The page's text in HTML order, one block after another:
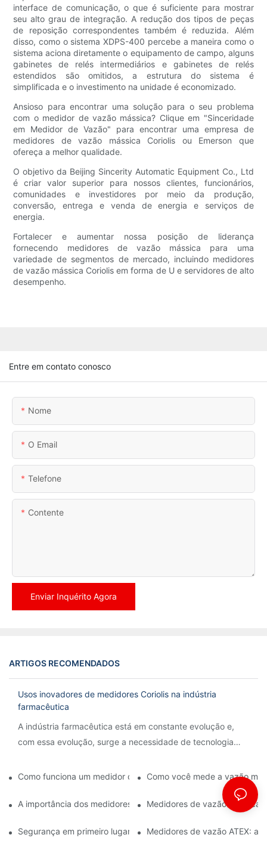
interface de comunicação, o que é suficiente para mostrar
seu alto grau de integração. A redução dos tipos de peças
de reposição correspondentes também é reduzida. Além
disso, como o sistema XDPS-400 percebe a maneira como o
sistema aciona diretamente o equipamento de campo, alguns
gabinetes de relés intermediários e gabinetes de relés
estendidos são omitidos, a estrutura do sistema é
simplificada e o investimento na unidade é economizado.
Ansioso para encontrar uma solução para o seu problema
com o medidor de vazão mássica? Clique em "Sinceridade
em Medidor de Vazão" para encontrar uma empresa de
medidores de vazão mássica Coriolis ou Emerson que
ofereça a melhor qualidade.
O objetivo da Beijing Sincerity Automatic Equipment Co., Ltd
é criar valor superior para nossos clientes, funcionários,
comunidades e investidores por meio da produção,
conversão, entrega e venda de energia e serviços de
energia.
Fortalecer e aumentar nossa posição de liderança
fornecendo medidores de vazão mássica para uma
variedade de segmentos de mercado, incluindo medidores
de vazão mássica Coriolis em forma de U e servidores de alto
desempenho.
Entre em contato conosco
Nome
O Email
Telefone
Contente
Enviar Inquérito Agora
ARTIGOS RECOMENDADOS
Usos inovadores de medidores Coriolis na indústria
farmacêutica
A indústria farmacêutica está em constante evolução e,
com essa evolução, surge a necessidade de tecnologia
Como funciona um medidor de vazão Coriolis?Como você mede a vazão
A importância dos medidores de vazão mássica na fabricação
Medidores de vazão
Segurança em primeiro lugar: Compreendendo os medidores
Medidores de vazão ATEX: